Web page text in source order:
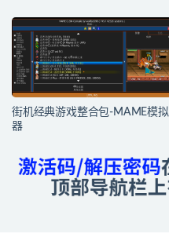
街机经典游戏整合包-MAME模拟
器